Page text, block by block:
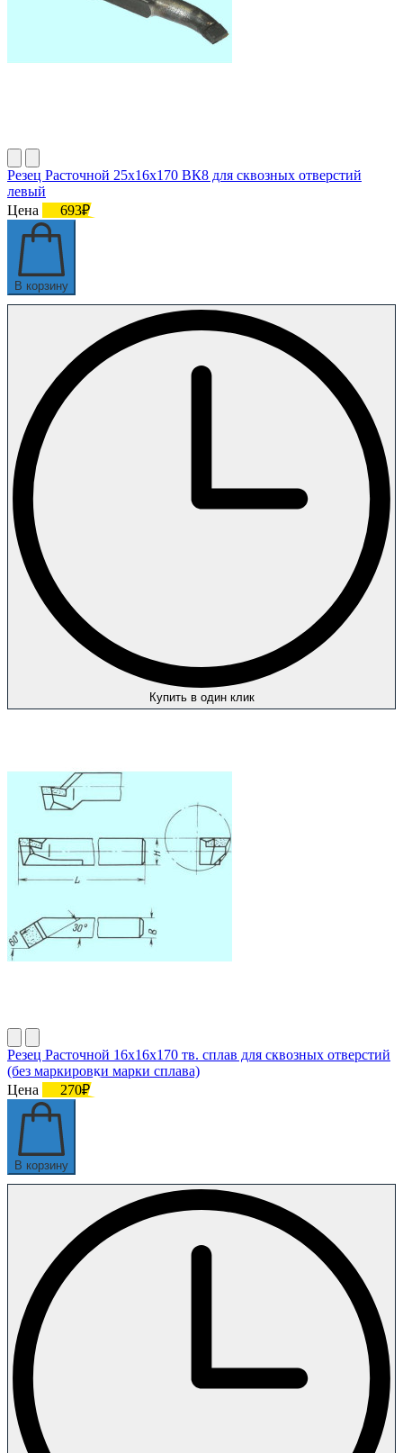
Резец Расточной 25х16х170 ВК8 для сквозных отверстий
левый
Цена
693₽
В корзину
Купить в один клик
Резец Расточной 16х16х170 тв. сплав для сквозных отверстий
(без маркировки марки сплава)
Цена
270₽
В корзину